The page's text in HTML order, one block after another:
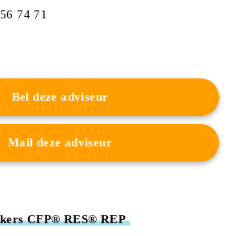
74 71
Bel deze adviseur
Mail deze adviseur
CFP® RES® REP